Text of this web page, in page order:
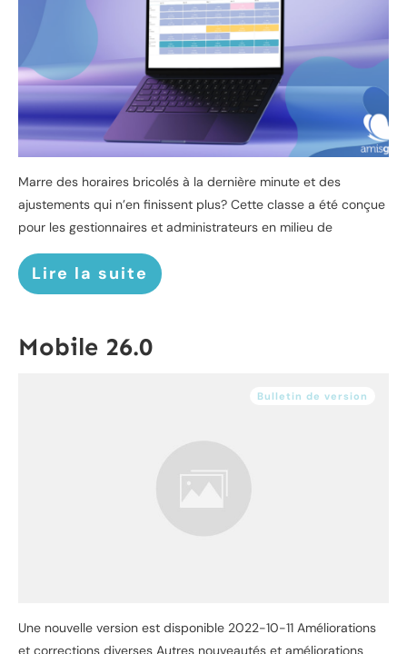
Marre des horaires bricolés à la dernière minute et des
ajustements qui n’en finissent plus? Cette classe a été conçue
pour les gestionnaires et administrateurs en milieu de
Lire la suite
Mobile 26.0
Bulletin de version
Une nouvelle version est disponible 2022-10-11 Améliorations
et corrections diverses Autres nouveautés et améliorations